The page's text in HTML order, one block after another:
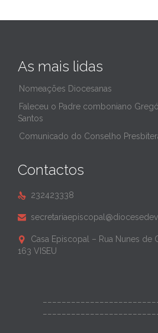
As mais lidas
Nomeações Diocesanas
Faleceu o Padre comboniano
Santos
Comunicado do Conselho
Contactos
 232423338


Casa Episcopal – Rua Nunes de
163 VISEU